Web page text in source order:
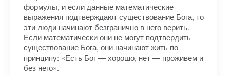
формулы, и если данные математические
выражения подтверждают существование Бога, то
эти люди начинают безгранично в него верить.
Если математически они не могут подтвердить
существование Бога, они начинают жить по
принципу: «Есть Бог — хорошо, нет — проживем и
без него».